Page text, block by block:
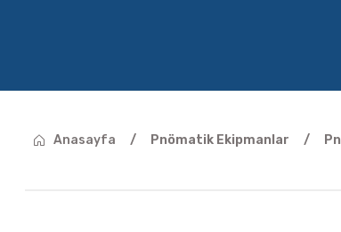
Anasayfa Pnömatik Ekipmanlar